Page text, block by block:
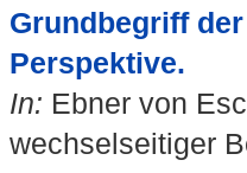
Grundbegriff
Perspektive.
In: Ebner von
wechselseitiger